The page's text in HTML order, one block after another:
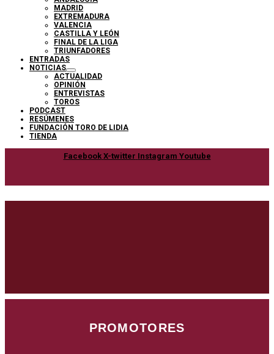
MADRID
EXTREMADURA
VALENCIA
CASTILLA Y LEÓN
FINAL DE LA LIGA
TRIUNFADORES
ENTRADAS
NOTICIAS
ACTUALIDAD
OPINIÓN
ENTREVISTAS
TOROS
PODCAST
RESÚMENES
FUNDACIÓN TORO DE LIDIA
TIENDA
Facebook X-twitter Instagram Youtube
PROMOTORES